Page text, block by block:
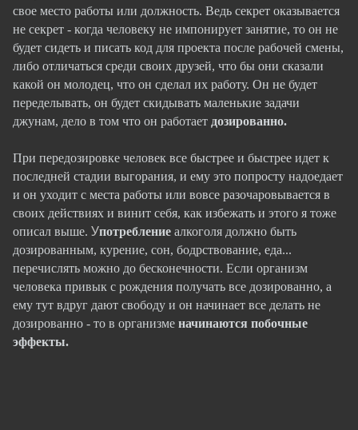
свое место работы или должность. Ведь секрет оказывается
не секрет - когда человеку не импонирует занятие, то он не
будет сидеть и писать код для проекта после рабочей смены,
либо отличаться среди своих друзей, что бы они сказали
какой он молодец, что он сделал их работу. Он не будет
переделывать, он будет скидывать маленькие задачи
джунам, дело в том что он работает дозированно.
При передозировке человек все быстрее и быстрее идет к
последней стадии выгорания, и ему это попросту надоедает
и он уходит с места работы или вовсе разочаровывается в
своих действиях и винит себя, как избежать и этого я тоже
описал выше. Употребление алкоголя должно быть
дозированным, курение, сон, бодрствование, еда...
перечислять можно до бесконечности. Если организм
человека привык с рождения получать все дозированно, а
ему тут вдруг дают свободу и он начинает все делать не
дозированно - то в организме начинаются побочные
эффекты.